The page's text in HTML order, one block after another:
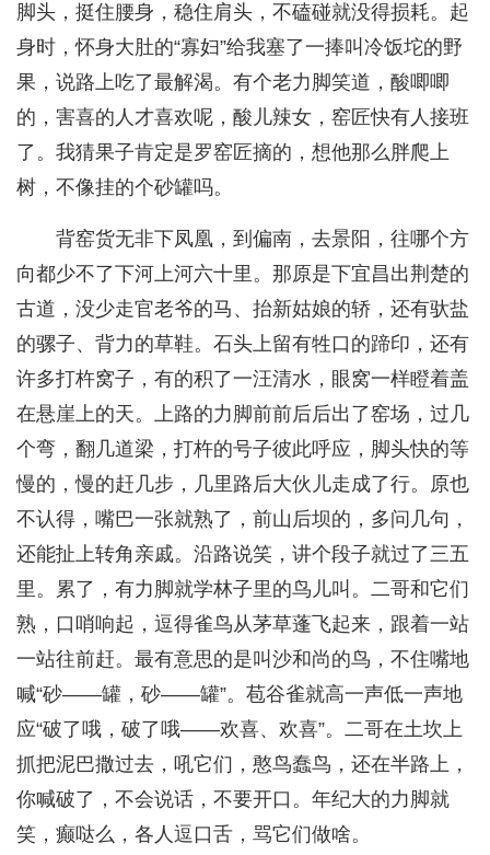
脚头，挺住腰身，稳住肩头，不磕碰就没得损耗。起
身时，怀身大肚的“寡妇”给我塞了一捧叫冷饭坨的野
果，说路上吃了最解渴。有个老力脚笑道，酸唧唧
的，害喜的人才喜欢呢，酸儿辣女，窑匠快有人接班
了。我猜果子肯定是罗窑匠摘的，想他那么胖爬上
树，不像挂的个砂罐吗。
背窑货无非下凤凰，到偏南，去景阳，往哪个方
向都少不了下河上河六十里。那原是下宜昌出荆楚的
古道，没少走官老爷的马、抬新姑娘的轿，还有驮盐
的骡子、背力的草鞋。石头上留有牲口的蹄印，还有
许多打杵窝子，有的积了一汪清水，眼窝一样瞪着盖
在悬崖上的天。上路的力脚前前后后出了窑场，过几
个弯，翻几道梁，打杵的号子彼此呼应，脚头快的等
慢的，慢的赶几步，几里路后大伙儿走成了行。原也
不认得，嘴巴一张就熟了，前山后坝的，多问几句，
还能扯上转角亲戚。沿路说笑，讲个段子就过了三五
里。累了，有力脚就学林子里的鸟儿叫。二哥和它们
熟，口哨响起，逗得雀鸟从茅草蓬飞起来，跟着一站
一站往前赶。最有意思的是叫沙和尚的鸟，不住嘴地
喊“砂——罐，砂——罐”。苞谷雀就高一声低一声地
应“破了哦，破了哦——欢喜、欢喜”。二哥在土坎上
抓把泥巴撒过去，吼它们，憨鸟蠢鸟，还在半路上，
你喊破了，不会说话，不要开口。年纪大的力脚就
笑，癫哒么，各人逗口舌，骂它们做啥。